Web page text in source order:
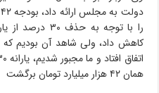
همان ۴۲ هزار میلیارد تومان برگشت